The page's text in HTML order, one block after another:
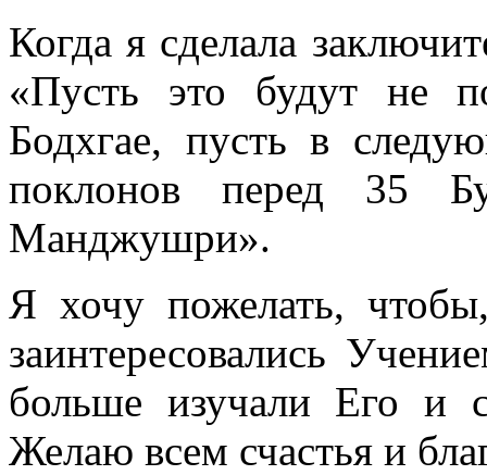
Когда я сделала
«Пусть это будут не
Бодхгае, пусть в
поклонов перед 35
Манджушри».
Я хочу пожелать,
заинтересовались
больше изучали Его и
Желаю всем счастья и